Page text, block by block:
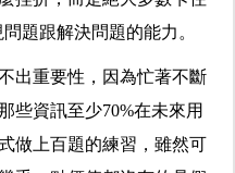
題跟解決問題的能力。
出重要性，因為忙著不斷
些資訊至少70%在未來用
做上百題的練習，雖然可